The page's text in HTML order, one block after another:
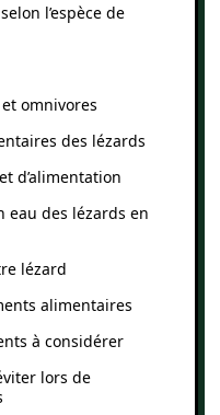
l’espèce de
omnivores
des lézards
d’alimentation
eau des lézards en
lézard
alimentaires
à considérer
lors de